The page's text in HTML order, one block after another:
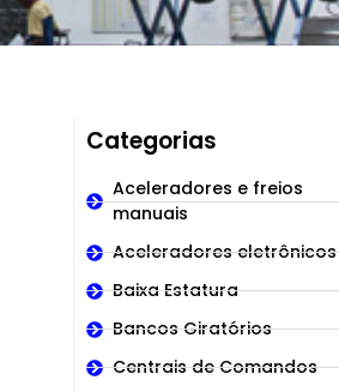
Categorias
Aceleradores e freios
manuais
Aceleradores eletrônicos
Baixa Estatura
Bancos Giratórios
Centrais de Comandos